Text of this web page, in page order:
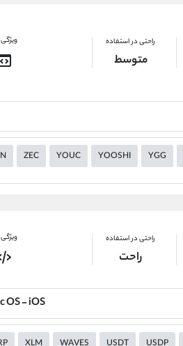
راحتی در استفاده
متوسط
ZEC YOUC YOOSHI YGG
راحتی در استفاده
راحت
OS - iOS